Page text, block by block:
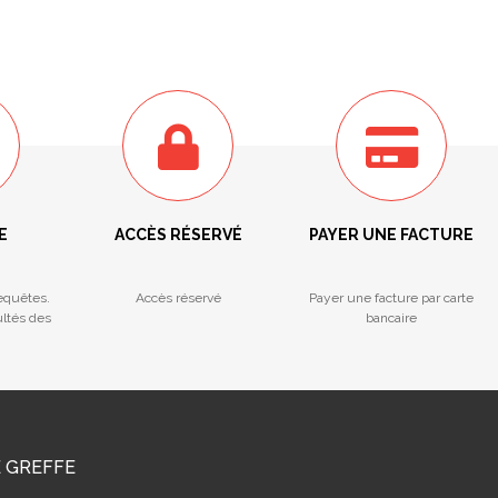
des
ACCÈS RÉSERVÉ
Accès réservé
PAYER UNE FACTURE
Payer une facture par carte
bancaire
GREFFE